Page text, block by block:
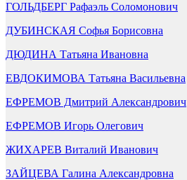
ГОЛЬДБЕРГ Рафаэль Соломонович
ДУБИНСКАЯ Софья Борисовна
ДЮДИНА Татьяна Ивановна
ЕВДОКИМОВА Татьяна Васильевна
ЕФРЕМОВ Дмитрий Александрович
ЕФРЕМОВ Игорь Олегович
ЖИХАРЕВ Виталий Иванович
ЗАЙЦЕВА Галина Александровна